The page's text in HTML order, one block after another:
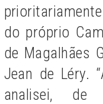
do próprio
de Magalhães
Jean de Léry.
analisei, de